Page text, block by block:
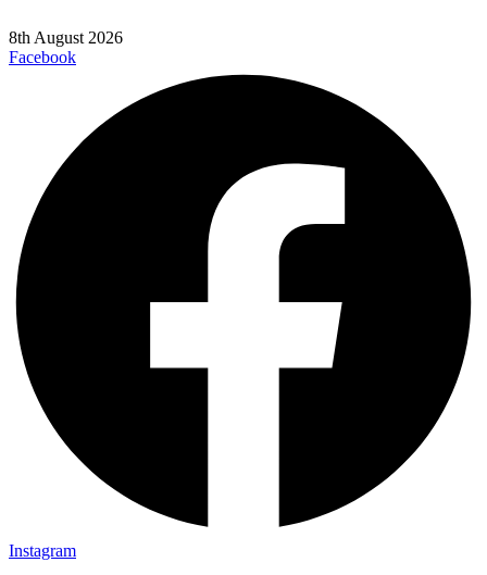
8th August 2026
Facebook
Instagram